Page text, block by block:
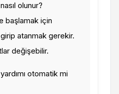
olunur?
başlamak için
atanmak gerekir.
değişebilir.
otomatik mi